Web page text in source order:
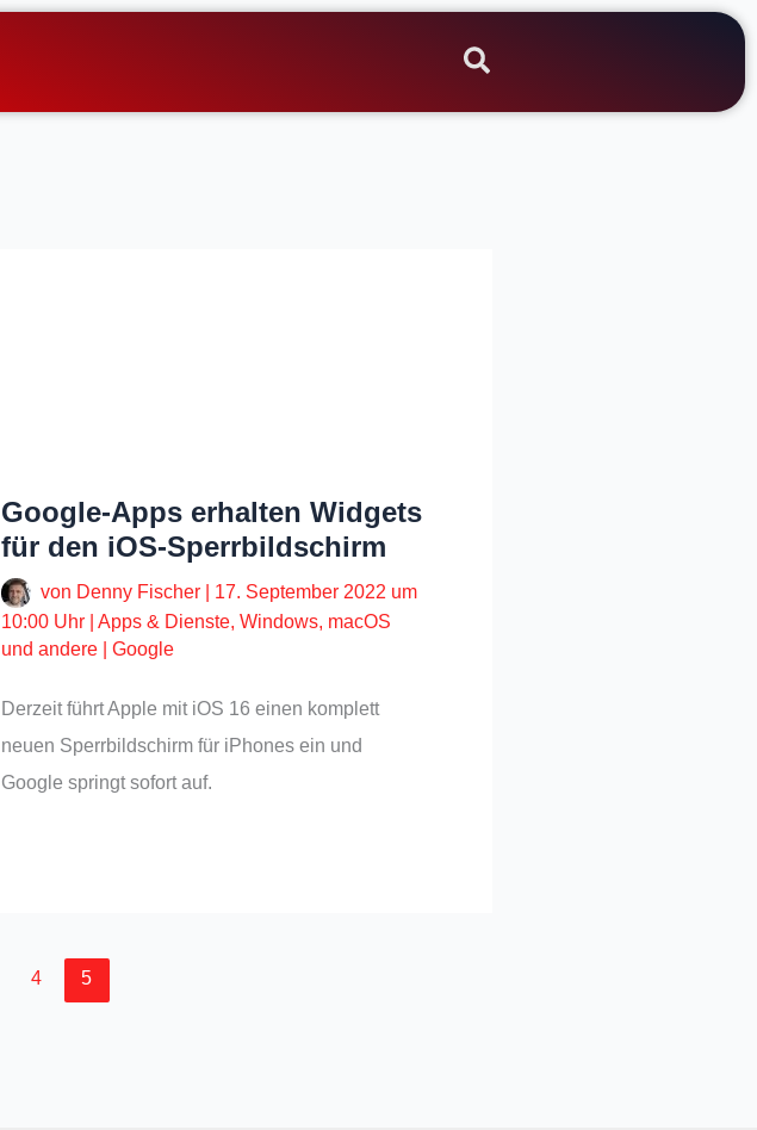
Google-Apps erhalten Widgets
für den iOS-Sperrbildschirm
von Denny Fischer
17. September 2022 um
10:00 Uhr
Apps & Dienste, Windows, macOS
und andere
Google
Derzeit führt Apple mit iOS 16 einen komplett
neuen Sperrbildschirm für iPhones ein und
Google springt sofort auf.
4 5